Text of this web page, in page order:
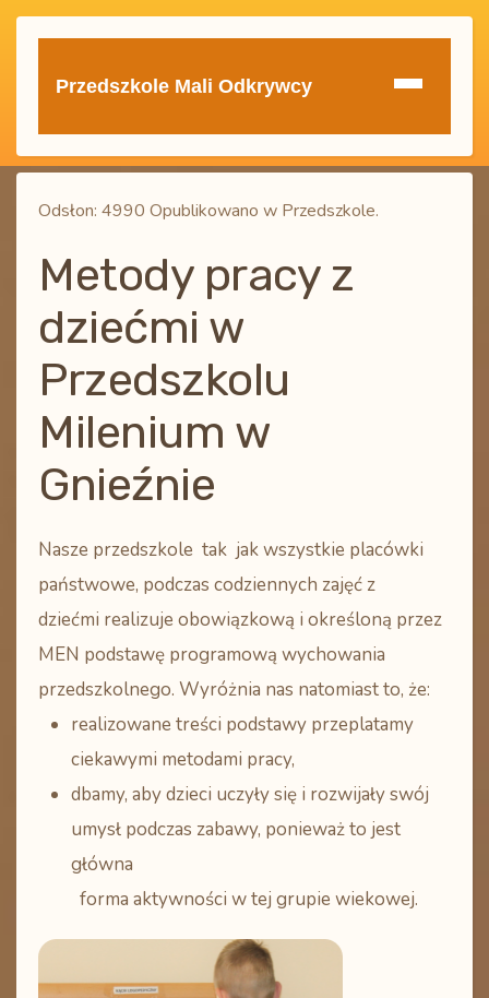
Przedszkole Mali Odkrywcy
Odsłon: 4990 Opublikowano w Przedszkole.
Metody pracy z
dziećmi w
Przedszkolu
Milenium w
Gnieźnie
Nasze przedszkole tak jak wszystkie placówki
państwowe, podczas codziennych zajęć z
dziećmi realizuje obowiązkową i określoną przez
MEN podstawę programową wychowania
przedszkolnego. Wyróżnia nas natomiast to, że:
realizowane treści podstawy przeplatamy
ciekawymi metodami pracy,
dbamy, aby dzieci uczyły się i rozwijały swój
umysł podczas zabawy, ponieważ to jest
główna
forma aktywności w tej grupie wiekowej.